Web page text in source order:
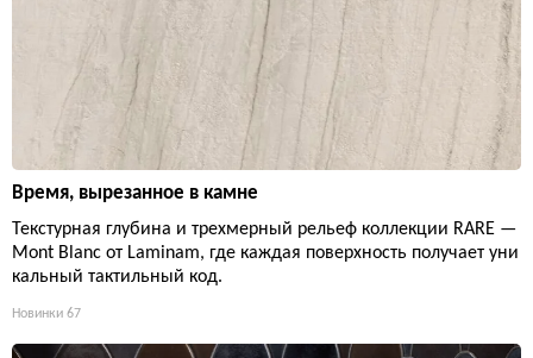
Время, вырезанное в камне
Текстурная глубина и трехмерный рельеф коллекции RARE —
Mont Blanc от Laminam, где каждая поверхность получает уни
кальный тактильный код.
Новинки 67